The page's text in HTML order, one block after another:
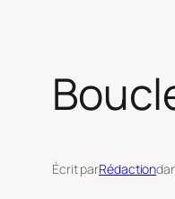
Écrit parRédaction